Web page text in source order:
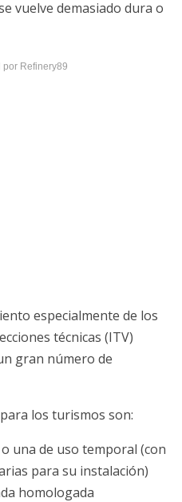
vuelve demasiado dura o
Refinery89
especialmente de los
técnicas (ITV)
gran número de
los turismos son:
una de uso temporal (con
para su instalación)
homologada